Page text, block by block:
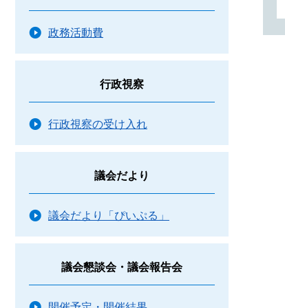
政務活動費
行政視察
行政視察の受け入れ
議会だより
議会だより「ぴいぷる」
議会懇談会・議会報告会